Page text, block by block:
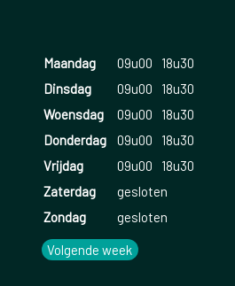
Maandag 09u00
18u30
Dinsdag
09u00
18u30
Woensdag
09u00
18u30
Donderdag
09u00
18u30
Vrijdag
09u00
18u30
Zaterdag
gesloten
Zondag
gesloten
Volgende week